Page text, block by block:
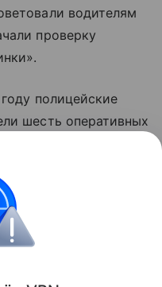
водителям
проверку
полицейские
шесть оперативных